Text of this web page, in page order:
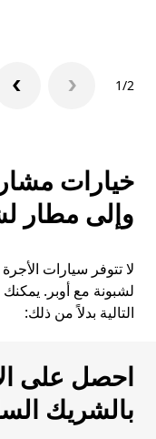
1/2
خيارات
وإلى مطار
لا تتوفر سيارات
لشبونة مع أوبر.
التالية بدلاً من ذلك:
احصل على
بالشريك